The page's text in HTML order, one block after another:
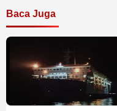
Baca Juga